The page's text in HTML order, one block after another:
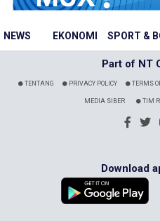
NEWS EKONOMI SPORT &
Part of NT
TENTANG PRIVACY POLICY TERMS
MEDIA SIBER TIM
Download